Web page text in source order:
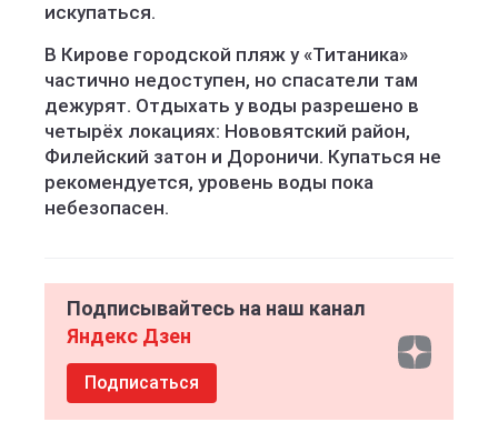
искупаться.
В Кирове городской пляж у «Титаника»
частично недоступен, но спасатели там
дежурят. Отдыхать у воды разрешено в
четырёх локациях: Нововятский район,
Филейский затон и Дороничи. Купаться не
рекомендуется, уровень воды пока
небезопасен.
Подписывайтесь на наш канал
Яндекс Дзен
Подписаться